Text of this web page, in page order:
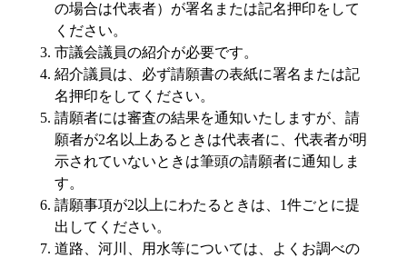
の場合は代表者）が署名または記名押印をして
ください。
市議会議員の紹介が必要です。
紹介議員は、必ず請願書の表紙に署名または記
名押印をしてください。
請願者には審査の結果を通知いたしますが、請
願者が2名以上あるときは代表者に、代表者が明
示されていないときは筆頭の請願者に通知しま
す。
請願事項が2以上にわたるときは、1件ごとに提
出してください。
道路、河川、用水等については、よくお調べの